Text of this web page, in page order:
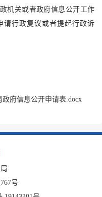
机关或者政府信息公开工作
请行政复议或者提起行政诉
府信息公开申请表.docx
号